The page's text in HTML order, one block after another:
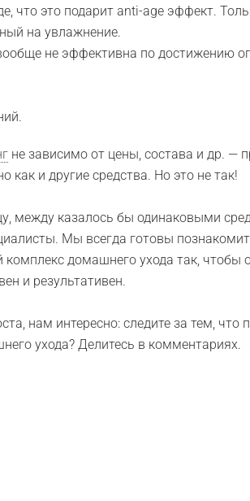
что это подарит anti-age эффект.
на увлажнение.
не эффективна по достижению
не зависимо от цены, состава и др. —
как и другие средства. Но это не так!
между казалось бы одинаковыми
Мы всегда готовы
комплекс домашнего ухода так, чтобы
и результативен.
нам интересно: следите за тем, что
ухода? Делитесь в комментариях.